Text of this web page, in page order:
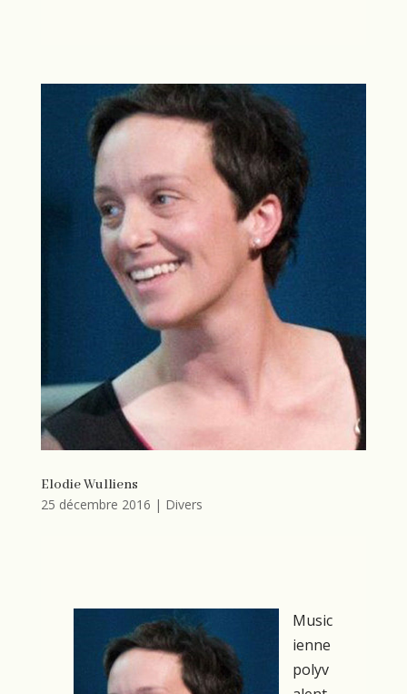
Elodie Wulliens
25 décembre 2016 | Divers
Music
ienne
polyv